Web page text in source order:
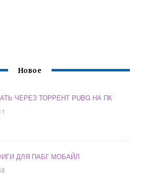
Новое
ЧЕРЕЗ ТОРРЕНТ PUBG НА ПК
ДЛЯ ПАБГ МОБАЙЛ